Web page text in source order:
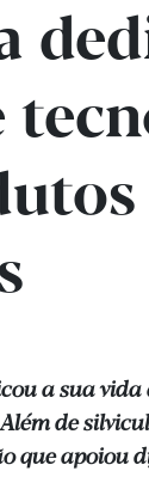
a sua
de
que apoiou